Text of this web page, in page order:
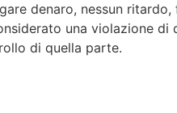
denaro, nessun
una violazione
di quella parte.